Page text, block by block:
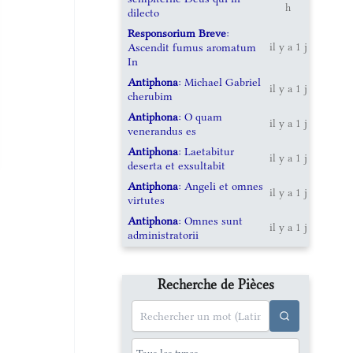
dilecto
h
Responsorium Breve:
Ascendit fumus aromatum
In
il y a 1 j
Antiphona: Michael Gabriel
cherubim
il y a 1 j
Antiphona: O quam
venerandus es
il y a 1 j
Antiphona: Laetabitur
deserta et exsultabit
il y a 1 j
Antiphona: Angeli et omnes
virtutes
il y a 1 j
Antiphona: Omnes sunt
administratorii
il y a 1 j
Recherche de Pièces